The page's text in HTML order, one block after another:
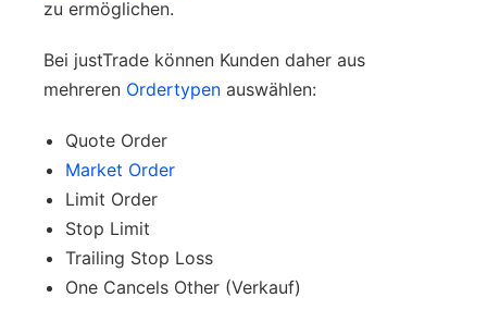
zu ermöglichen.
Bei justTrade können Kunden daher aus
mehreren Ordertypen auswählen:
Quote Order
Market Order
Limit Order
Stop Limit
Trailing Stop Loss
One Cancels Other (Verkauf)